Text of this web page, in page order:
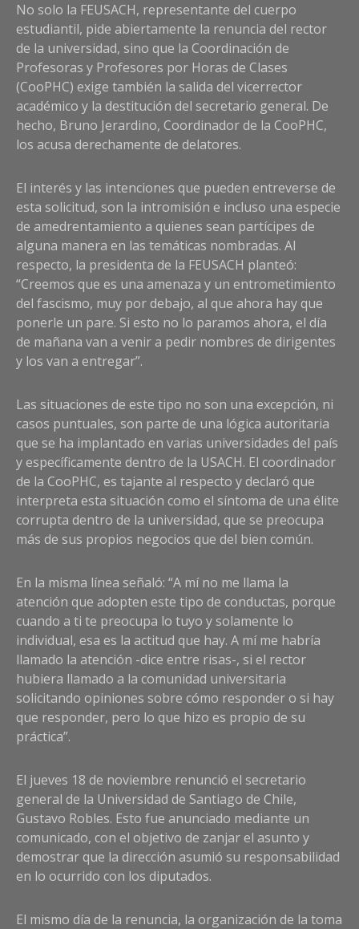
No solo la FEUSACH, representante del cuerpo
estudiantil, pide abiertamente la renuncia del rector
de la universidad, sino que la Coordinación de
Profesoras y Profesores por Horas de Clases
(CooPHC) exige también la salida del vicerrector
académico y la destitución del secretario general. De
hecho, Bruno Jerardino, Coordinador de la CooPHC,
los acusa derechamente de delatores.
El interés y las intenciones que pueden entreverse de
esta solicitud, son la intromisión e incluso una especie
de amedrentamiento a quienes sean partícipes de
alguna manera en las temáticas nombradas. Al
respecto, la presidenta de la FEUSACH planteó:
“Creemos que es una amenaza y un entrometimiento
del fascismo, muy por debajo, al que ahora hay que
ponerle un pare. Si esto no lo paramos ahora, el día
de mañana van a venir a pedir nombres de dirigentes
y los van a entregar”.
Las situaciones de este tipo no son una excepción, ni
casos puntuales, son parte de una lógica autoritaria
que se ha implantado en varias universidades del país
y específicamente dentro de la USACH. El coordinador
de la CooPHC, es tajante al respecto y declaró que
interpreta esta situación como el síntoma de una élite
corrupta dentro de la universidad, que se preocupa
más de sus propios negocios que del bien común.
En la misma línea señaló: “A mí no me llama la
atención que adopten este tipo de conductas, porque
cuando a ti te preocupa lo tuyo y solamente lo
individual, esa es la actitud que hay. A mí me habría
llamado la atención -dice entre risas-, si el rector
hubiera llamado a la comunidad universitaria
solicitando opiniones sobre cómo responder o si hay
que responder, pero lo que hizo es propio de su
práctica”.
El jueves 18 de noviembre renunció el secretario
general de la Universidad de Santiago de Chile,
Gustavo Robles. Esto fue anunciado mediante un
comunicado, con el objetivo de zanjar el asunto y
demostrar que la dirección asumió su responsabilidad
en lo ocurrido con los diputados.
El mismo día de la renuncia, la organización de la toma